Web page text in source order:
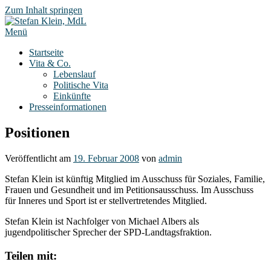
Zum Inhalt springen
Menü
Startseite
Vita & Co.
Lebenslauf
Politische Vita
Einkünfte
Presseinformationen
Positionen
Veröffentlicht am 19. Februar 2008 von admin
Stefan Klein ist künftig Mitglied im Ausschuss für Soziales, Familie,
Frauen und Gesundheit und im Petitionsausschuss. Im Ausschuss
für Inneres und Sport ist er stellvertretendes Mitglied.
Stefan Klein ist Nachfolger von Michael Albers als
jugendpolitischer Sprecher der SPD-Landtagsfraktion.
Teilen mit: